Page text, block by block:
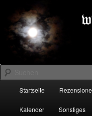
primären
Inhalt
springen
sekundären
Inhalt
springenDARK-
Suchen
Startseite
Kalender Sonstiges